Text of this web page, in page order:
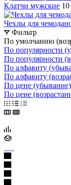
Клатчи мужские 10
Чехлы для
Фильтр
По умолчанию
По популярности
По популярности
По алфавиту
По алфавиту
По цене (убывание)
По цене